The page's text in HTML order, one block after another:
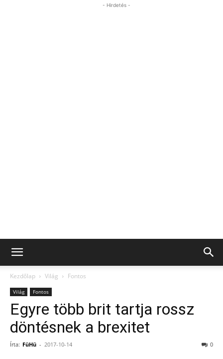
- Hirdetés -
Kezdőlap Világ Fontos
Világ Fontos
Egyre több brit tartja rossz
döntésnek a brexitet
Írta: FüHü - 2017-10-14 0